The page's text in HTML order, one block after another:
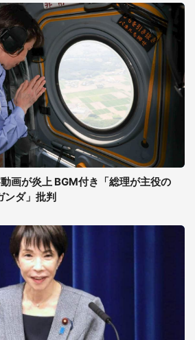
画が炎上 BGM付き「総理が主役の
ンダ」批判